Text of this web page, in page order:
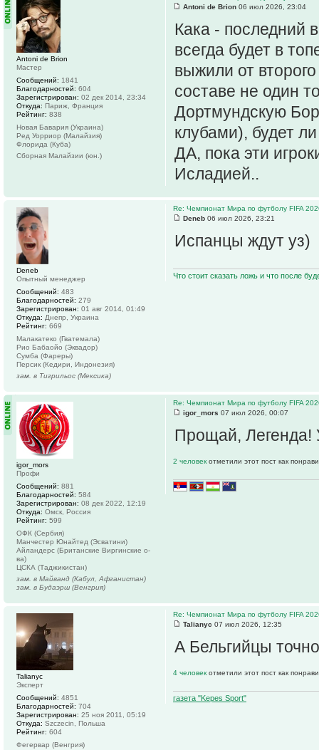
Antoni de Brion 06 июл 2026, 23:04
Кака - последний
всегда будет в
выжили от
составе не один
Дортмундскую
клубами), будет
ДА, пока эти
Исладией..
Antoni de Brion
Мастер
Сообщений: 1841
Благодарностей: 604
Зарегистрирован: 02 дек 2014, 23:34
Откуда: Париж, Франция
Рейтинг: 838
Новая Бавария (Украина)
Ред Уорриор (Малайзия)
Флорида (Куба)
Сборная Малайзии (юн.)
Re: Чемпионат Мира по футболу FIFA
Deneb 06 июл 2026, 23:21
Испанцы ждут уз)
Что стоит сказать ложь и что после
Deneb
Опытный менеджер
Сообщений: 483
Благодарностей: 279
Зарегистрирован: 01 авг 2014, 01:49
Откуда: Днепр, Украина
Рейтинг: 669
Малакатеко (Гватемала)
Рио Бабаойо (Эквадор)
Сумба (Фареры)
Персик (Кедири, Индонезия)
зам. в Тигрильос (Мексика)
Re: Чемпионат Мира по футболу FIFA
igor_mors 07 июл 2026, 00:07
Прощай, Легенда!
2 человек отметили этот пост как
igor_mors
Профи
Сообщений: 881
Благодарностей: 584
Зарегистрирован: 08 дек 2022, 12:19
Откуда: Омск, Россия
Рейтинг: 599
ОФК (Сербия)
Манчестер Юнайтед (Эсватини)
Айландерс (Британские Виргинские о-
ва)
ЦСКА (Таджикистан)
зам. в Майванд (Кабул, Афганистан)
зам. в Будаэрш (Венгрия)
Re: Чемпионат Мира по футболу FIFA
Talianyc 07 июл 2026, 12:35
А Бельгийцы
4 человек отметили этот пост как
газета "Kepes Sport"
Talianyc
Эксперт
Сообщений: 4851
Благодарностей: 704
Зарегистрирован: 25 ноя 2011, 05:19
Откуда: Szczecin, Польша
Рейтинг: 604
Фегервар (Венгрия)